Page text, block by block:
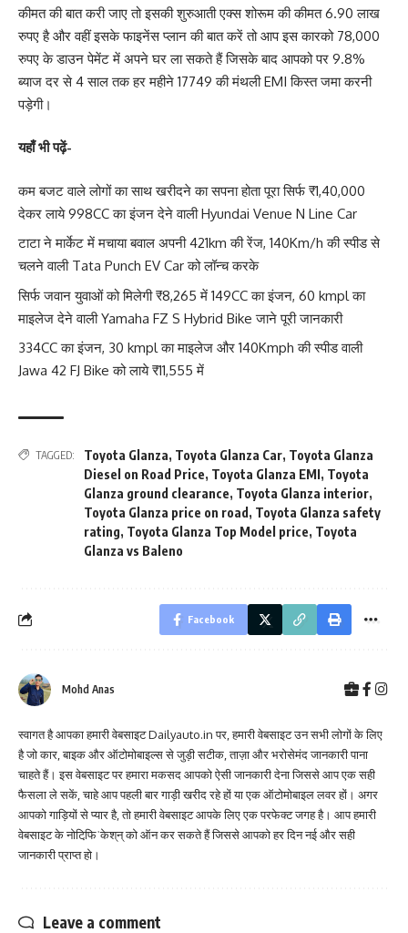
कीमत की बात करी जाए तो इसकी शुरुआती एक्स शोरूम की कीमत 6.90 लाख
रुपए है और वहीं इसके फाइनेंस प्लान की बात करें तो आप इस कारको 78,000
रुपए के डाउन पेमेंट में अपने घर ला सकते हैं जिसके बाद आपको पर 9.8%
ब्याज दर से 4 साल तक हर महीने 17749 की मंथली EMI किस्त जमा करनी
पड़ेगी।
यहाँ भी पढ़ें-
कम बजट वाले लोगों का साथ खरीदने का सपना होता पूरा सिर्फ ₹1,40,000
देकर लाये 998CC का इंजन देने वाली Hyundai Venue N Line Car
टाटा ने मार्केट में मचाया बवाल अपनी 421km की रेंज, 140Km/h की स्पीड से
चलने वाली Tata Punch EV Car को लॉन्च करके
सिर्फ जवान युवाओं को मिलेगी ₹8,265 में 149CC का इंजन, 60 kmpl का
माइलेज देने वाली Yamaha FZ S Hybrid Bike जाने पूरी जानकारी
334CC का इंजन, 30 kmpl का माइलेज और 140Kmph की स्पीड वाली
Jawa 42 FJ Bike को लाये ₹11,555 में
TAGGED: Toyota Glanza, Toyota Glanza Car, Toyota Glanza
Diesel on Road Price, Toyota Glanza EMI, Toyota
Glanza ground clearance, Toyota Glanza interior,
Toyota Glanza price on road , Toyota Glanza safety
rating, Toyota Glanza Top Model price, Toyota
Glanza vs Baleno
Facebook
Mohd Anas
स्वागत है आपका हमारी वेबसाइट Dailyauto.in पर, हमारी वेबसाइट उन सभी लोगों के लिए
है जो कार, बाइक और ऑटोमोबाइल्स से जुड़ी सटीक, ताज़ा और भरोसेमंद जानकारी पाना
चाहते हैं। इस वेबसाइट पर हमारा मकसद आपको ऐसी जानकारी देना जिससे आप एक सही
फैसला ले सकें, चाहे आप पहली बार गाड़ी खरीद रहे हों या एक ऑटोमोबाइल लवर हों। अगर
आपको गाड़ियों से प्यार है, तो हमारी वेबसाइट आपके लिए एक परफेक्ट जगह है। आप हमारी
वेबसाइट के नोटिफि़ˈकेश्‌न्‌ को ऑन कर सकते हैं जिससे आपको हर दिन नई और सही
जानकारी प्राप्त हो।
Leave a comment